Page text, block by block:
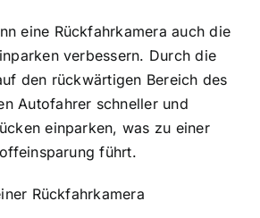
eine Rückfahrkamera auch die
verbessern. Durch die
den rückwärtigen Bereich des
Autofahrer schneller und
einparken, was zu einer
führt.
Rückfahrkamera